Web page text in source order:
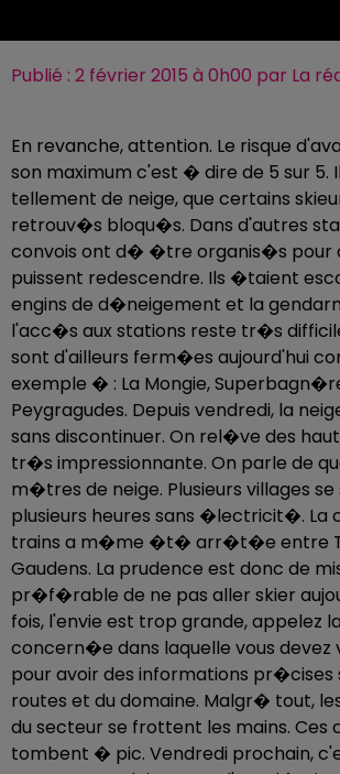
Publié : 2 février 2015 à 0h00 par La
En revanche, attention. Le risque
son maximum c'est � dire de 5 sur
tellement de neige, que certains
retrouv�s bloqu�s. Dans d'autres
convois ont d� �tre organis�s pour
puissent redescendre. Ils �taient
engins de d�neigement et la
l'acc�s aux stations reste tr�s
sont d'ailleurs ferm�es aujourd'hui
exemple � : La Mongie,
Peygragudes. Depuis vendredi, la
sans discontinuer. On rel�ve des
tr�s impressionnante. On parle de
m�tres de neige. Plusieurs villages
plusieurs heures sans �lectricit�. La
trains a m�me �t� arr�t�e entre
Gaudens. La prudence est donc de
pr�f�rable de ne pas aller skier
fois, l'envie est trop grande, appelez
concern�e dans laquelle vous devez
pour avoir des informations
routes et du domaine. Malgr� tout,
du secteur se frottent les mains. Ces
tombent � pic. Vendredi prochain,